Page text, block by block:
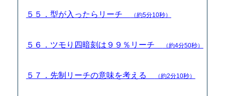
５５．型が入ったらリーチ （約5分10秒）
５６．ツモり四暗刻は９９％リーチ （約4分50秒）
５７．先制リーチの意味を考える （約2分10秒）